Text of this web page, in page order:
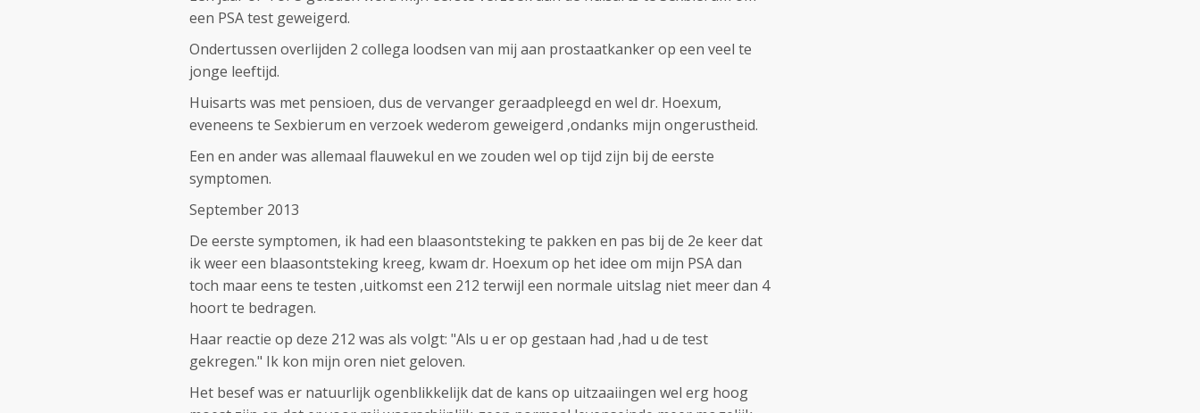
een PSA test geweigerd.
Ondertussen overlijden 2 collega loodsen van mij aan prostaatkanker op een veel te
jonge leeftijd.
Huisarts was met pensioen, dus de vervanger geraadpleegd en wel dr. Hoexum,
eveneens te Sexbierum en verzoek wederom geweigerd ,ondanks mijn ongerustheid.
Een en ander was allemaal flauwekul en we zouden wel op tijd zijn bij de eerste
symptomen.
September 2013
De eerste symptomen, ik had een blaasontsteking te pakken en pas bij de 2e keer dat
ik weer een blaasontsteking kreeg, kwam dr. Hoexum op het idee om mijn PSA dan
toch maar eens te testen ,uitkomst een 212 terwijl een normale uitslag niet meer dan 4
hoort te bedragen.
Haar reactie op deze 212 was als volgt: "Als u er op gestaan had ,had u de test
gekregen." Ik kon mijn oren niet geloven.
Het besef was er natuurlijk ogenblikkelijk dat de kans op uitzaaiingen wel erg hoog